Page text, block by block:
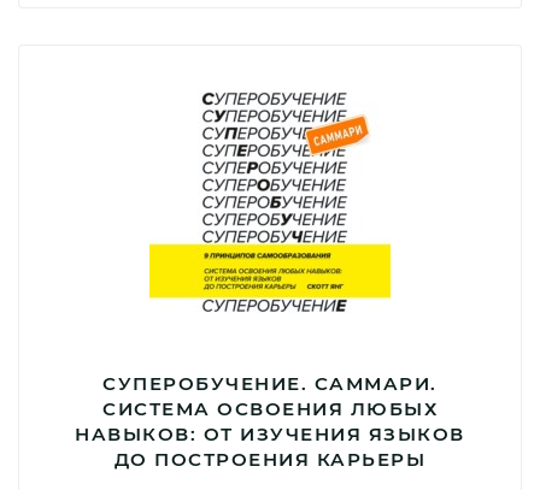
СУПЕРОБУЧЕНИЕ. САММАРИ.
СИСТЕМА ОСВОЕНИЯ ЛЮБЫХ
НАВЫКОВ: ОТ ИЗУЧЕНИЯ ЯЗЫКОВ
ДО ПОСТРОЕНИЯ КАРЬЕРЫ